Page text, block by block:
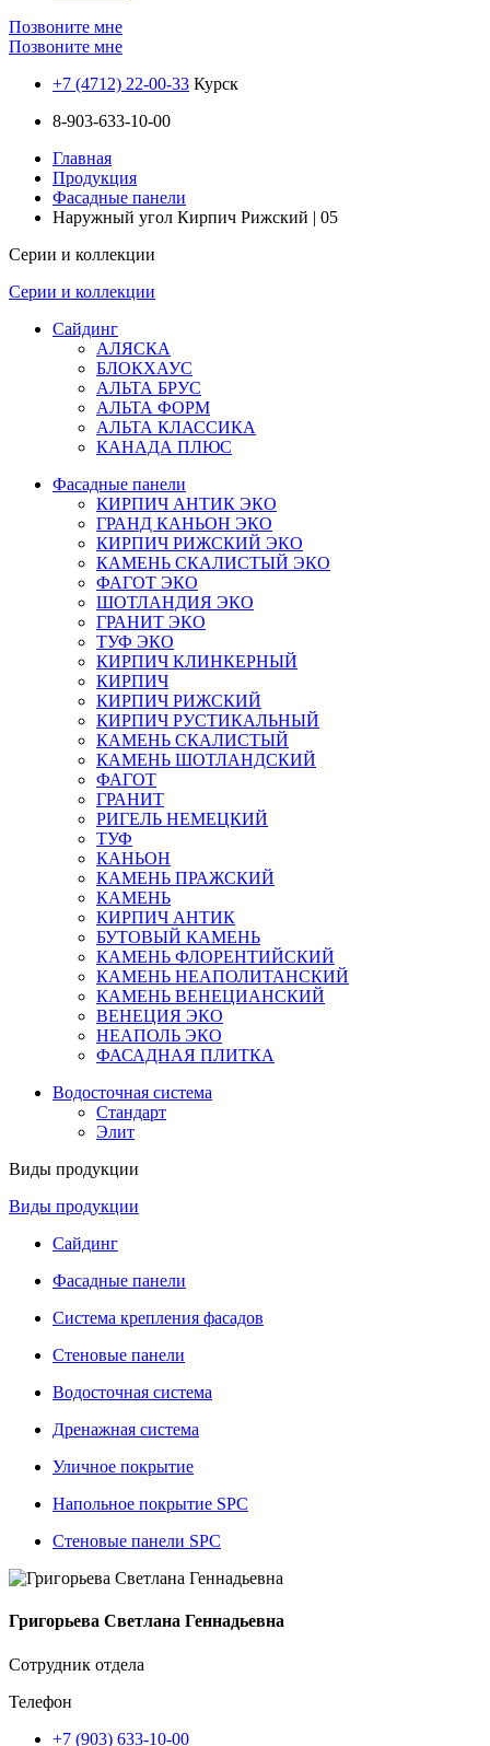
Позвоните мне
Позвоните мне
+7 (4712) 22-00-33 Курск
8-903-633-10-00
Главная
Продукция
Фасадные панели
Наружный угол Кирпич Рижский | 05
Серии и коллекции
Серии и коллекции
Сайдинг
АЛЯСКА
БЛОКХАУС
АЛЬТА БРУС
АЛЬТА ФОРМ
АЛЬТА КЛАССИКА
КАНАДА ПЛЮС
Фасадные панели
КИРПИЧ АНТИК ЭКО
ГРАНД КАНЬОН ЭКО
КИРПИЧ РИЖСКИЙ ЭКО
КАМЕНЬ СКАЛИСТЫЙ ЭКО
ФАГОТ ЭКО
ШОТЛАНДИЯ ЭКО
ГРАНИТ ЭКО
ТУФ ЭКО
КИРПИЧ КЛИНКЕРНЫЙ
КИРПИЧ
КИРПИЧ РИЖСКИЙ
КИРПИЧ РУСТИКАЛЬНЫЙ
КАМЕНЬ СКАЛИСТЫЙ
КАМЕНЬ ШОТЛАНДСКИЙ
ФАГОТ
ГРАНИТ
РИГЕЛЬ НЕМЕЦКИЙ
ТУФ
КАНЬОН
КАМЕНЬ ПРАЖСКИЙ
КАМЕНЬ
КИРПИЧ АНТИК
БУТОВЫЙ КАМЕНЬ
КАМЕНЬ ФЛОРЕНТИЙСКИЙ
КАМЕНЬ НЕАПОЛИТАНСКИЙ
КАМЕНЬ ВЕНЕЦИАНСКИЙ
ВЕНЕЦИЯ ЭКО
НЕАПОЛЬ ЭКО
ФАСАДНАЯ ПЛИТКА
Водосточная система
Стандарт
Элит
Виды продукции
Виды продукции
Сайдинг
Фасадные панели
Система крепления фасадов
Стеновые панели
Водосточная система
Дренажная система
Уличное покрытие
Напольное покрытие SPC
Стеновые панели SPC
Григорьева Светлана Геннадьевна
Сотрудник отдела
Телефон
+7 (903) 633-10-00